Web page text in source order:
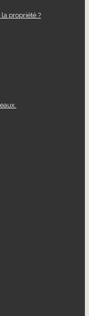
propriété ?